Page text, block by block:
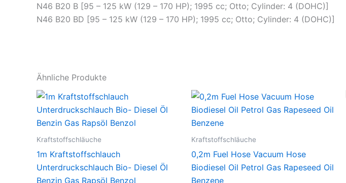
N46 B20 B [95 – 125 kW (129 – 170 HP); 1995 cc; Otto; Cylinder: 4 (DOHC)]
N46 B20 BD [95 – 125 kW (129 – 170 HP); 1995 cc; Otto; Cylinder: 4 (DOHC)]
Ähnliche Produkte
Kraftstoffschläuche
1m Kraftstoffschlauch
Unterdruckschlauch Bio- Diesel Öl
Benzin Gas Rapsöl Benzol
Kraftstoffschläuche
0,2m Fuel Hose Vacuum Hose
Biodiesel Oil Petrol Gas Rapeseed Oil
Benzene